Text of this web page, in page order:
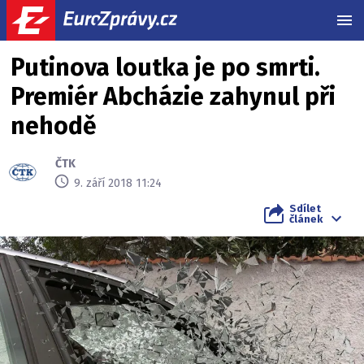
Putinova loutka je po smrti.
Premiér Abcházie zahynul při
nehodě
ČTK
9. září 2018 11:24
Sdílet
článek